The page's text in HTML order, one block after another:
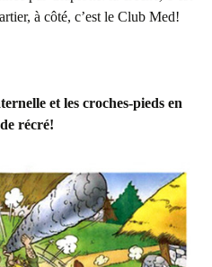
à côté, c’est le Club Med!
et les croches-pieds en
récré!